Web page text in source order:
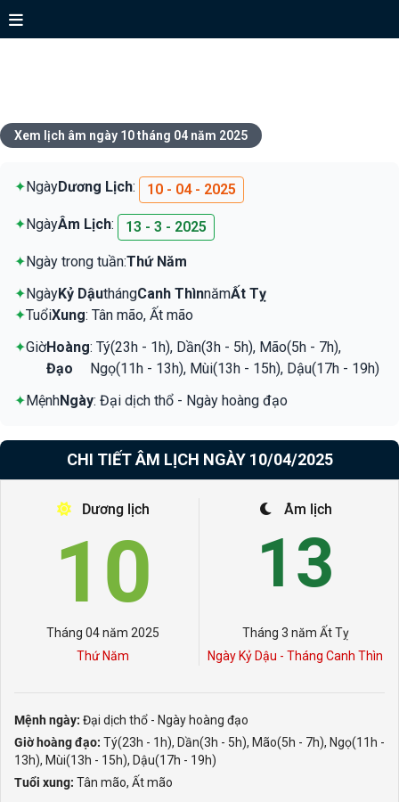
Xem lịch âm ngày 10 tháng 04 năm 2025
✦NgàyDương Lịch: 10 - 04 - 2025
✦NgàyÂm Lịch: 13 - 3 - 2025
✦Ngày trong tuần:Thứ Năm
✦NgàyKỷ DậuthángCanh ThìnnămẤt Tỵ
✦TuổiXung: Tân mão, Ất mão
✦GiờHoàng
Đạo
: Tý(23h - 1h), Dần(3h - 5h), Mão(5h - 7h),
Ngọ(11h - 13h), Mùi(13h - 15h), Dậu(17h - 19h)
✦MệnhNgày: Đại dịch thổ - Ngày hoàng đạo
CHI TIẾT ÂM LỊCH NGÀY 10/04/2025
Dương lịch
10
Tháng 04 năm 2025
Thứ Năm
Âm lịch
13
Tháng 3 năm Ất Tỵ
Ngày Kỷ Dậu - Tháng Canh Thìn
Mệnh ngày: Đại dịch thổ - Ngày hoàng đạo
Giờ hoàng đạo: Tý(23h - 1h), Dần(3h - 5h), Mão(5h - 7h), Ngọ(11h -
13h), Mùi(13h - 15h), Dậu(17h - 19h)
Tuổi xung: Tân mão, Ất mão